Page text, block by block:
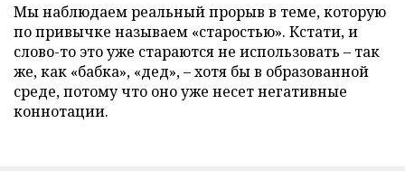
Мы наблюдаем реальный прорыв в теме, которую
по привычке называем «старостью». Кстати, и
слово-то это уже стараются не использовать – так
же, как «бабка», «дед», – хотя бы в образованной
среде, потому что оно уже несет негативные
коннотации.